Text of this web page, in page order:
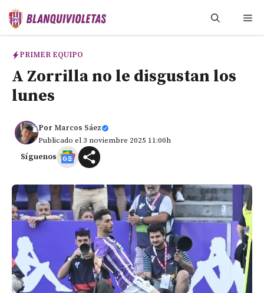
Saltar
PRIMER EQUIPO
A Zorrilla no le disgustan los
lunes
Por Marcos Sáez
Publicado el 3 noviembre 2025 11:00h
Síguenos